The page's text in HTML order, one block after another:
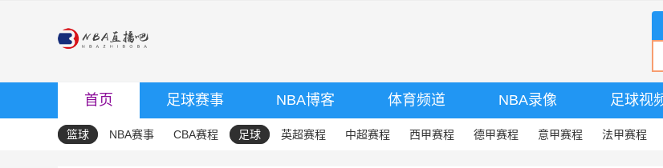
首页 足球赛事 NBA博客 体育频道 NBA录像 足球视
篮球 NBA赛事 CBA赛程 足球 英超赛程 中超赛程 西甲赛程 德甲赛程 意甲赛程 法甲赛程